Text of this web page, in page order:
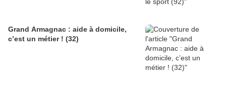
Grand Armagnac : aide à domicile,
c’est un métier ! (32)